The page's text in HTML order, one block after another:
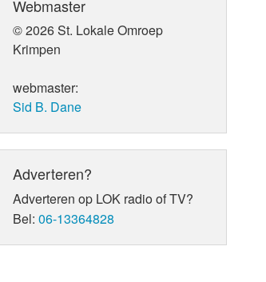
Webmaster
© 2026 St. Lokale Omroep
Krimpen
webmaster:
Sid B. Dane
Adverteren?
Adverteren op LOK radio of TV?
Bel:06-13364828